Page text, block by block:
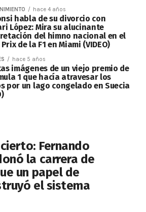
hace 4 años
habla de su divorcio con
López: Mira su alucinante
del himno nacional en el
de la F1 en Miami (VIDEO)
hace 5 años
imágenes de un viejo premio de
1 que hacía atravesar los
por un lago congelado en Suecia
Fernando
la carrera de
un papel de
el sistema